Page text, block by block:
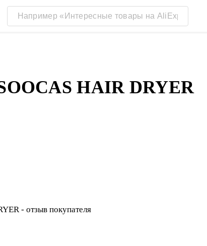
HAIR DRYER